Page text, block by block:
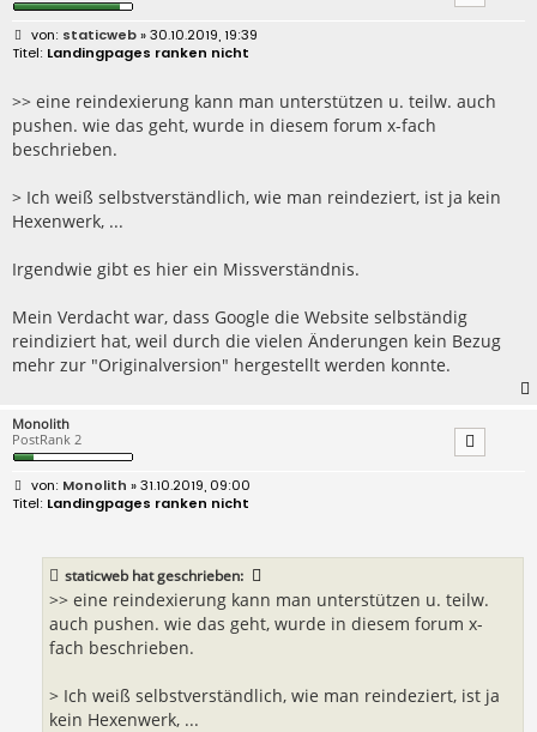
B
e
r
g
staticweb» 30.10.2019, 19:39
Landingpages ranken nicht
>> eine reindexierung kann man unterstützen u. teilw. auch
pushen. wie das geht, wurde in diesem forum x-fach
beschrieben.
> Ich weiß selbstverständlich, wie man reindeziert, ist ja kein
Hexenwerk, ...
Irgendwie gibt es hier ein Missverständnis.
Mein Verdacht war, dass Google die Website selbständig
reindiziert hat, weil durch die vielen Änderungen kein Bezug
mehr zur "Originalversion" hergestellt werden konnte.
Monolith
PostRank 2
B
e
Monolith » 31.10.2019, 09:00
Landingpages ranken nicht
staticwebhat geschrieben:
>> eine reindexierung kann man unterstützen u. teilw.
auch pushen. wie das geht, wurde in diesem forum x-
fach beschrieben.
> Ich weiß selbstverständlich, wie man reindeziert, ist ja
kein Hexenwerk, ...